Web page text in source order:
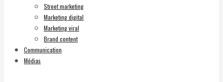
Street marketing
Marketing digital
Marketing viral
Brand content
Communication
Médias